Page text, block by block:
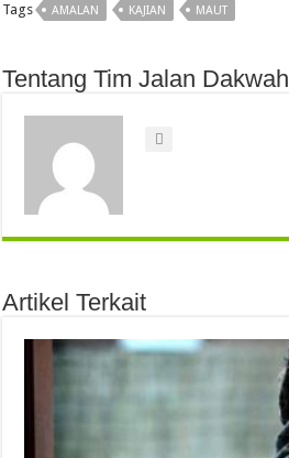
Tags AMALAN KAJIAN MAUT
Tentang Tim Jalan Dakwah
Artikel Terkait